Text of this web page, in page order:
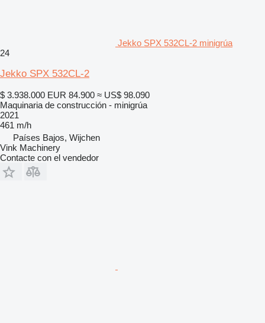
Jekko SPX 532CL-2 minigrúa
24
Jekko SPX 532CL-2
$ 3.938.000 EUR 84.900 ≈ US$ 98.090
Maquinaria de construcción - minigrúa
2021
461 m/h
Países Bajos, Wijchen
Vink Machinery
Contacte con el vendedor